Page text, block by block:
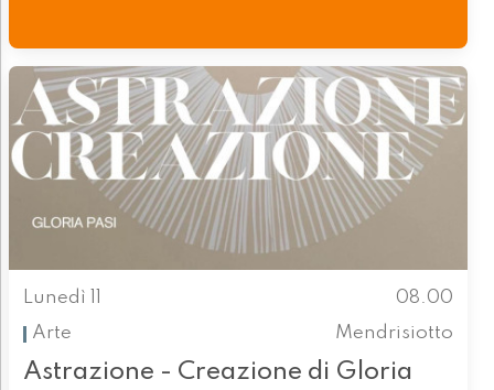
Lunedì 11
08.00
Arte
Mendrisiotto
Astrazione - Creazione di Gloria